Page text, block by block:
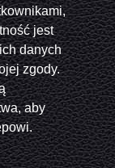
jest
danych
zgody.
aby